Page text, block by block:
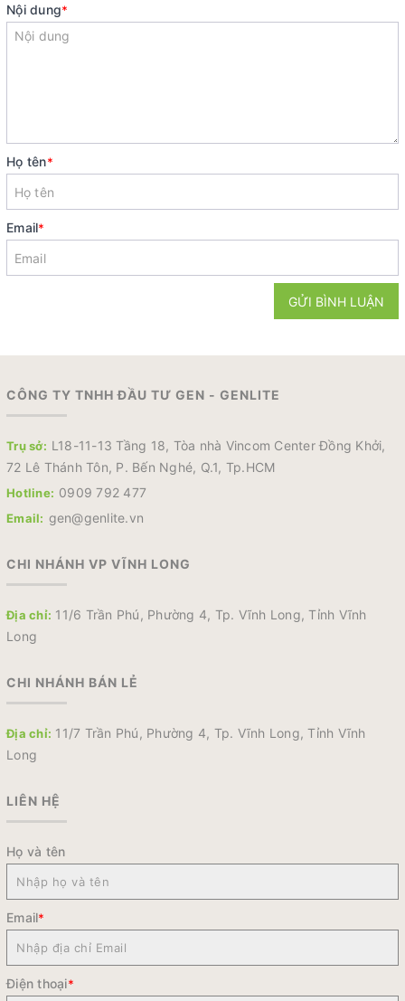
Nội dung*
Họ tên*
Email*
GỬI BÌNH LUẬN
CÔNG TY TNHH ĐẦU TƯ GEN - GENLITE
Trụ sở: L18-11-13 Tầng 18, Tòa nhà Vincom Center Đồng Khởi,
72 Lê Thánh Tôn, P. Bến Nghé, Q.1, Tp.HCM
Hotline: 0909 792 477
Email: gen@genlite.vn
CHI NHÁNH VP VĨNH LONG
Địa chỉ: 11/6 Trần Phú, Phường 4, Tp. Vĩnh Long, Tỉnh Vĩnh
Long
CHI NHÁNH BÁN LẺ
Địa chỉ: 11/7 Trần Phú, Phường 4, Tp. Vĩnh Long, Tỉnh Vĩnh
Long
LIÊN HỆ
Họ và tên
Email*
Điện thoại*